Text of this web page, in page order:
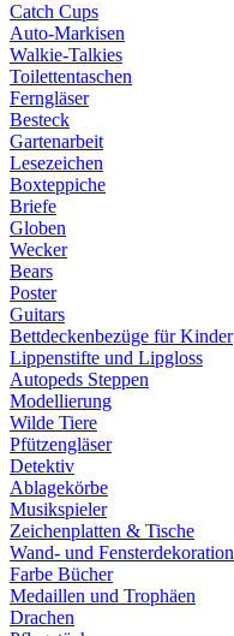
Catch Cups
Auto-Markisen
Walkie-Talkies
Toilettentaschen
Ferngläser
Besteck
Gartenarbeit
Lesezeichen
Boxteppiche
Briefe
Globen
Wecker
Bears
Poster
Guitars
Bettdeckenbezüge für Kinder
Lippenstifte und Lipgloss
Autopeds Steppen
Modellierung
Wilde Tiere
Pfützengläser
Detektiv
Ablagekörbe
Musikspieler
Zeichenplatten & Tische
Wand- und Fensterdekoration
Farbe Bücher
Medaillen und Trophäen
Drachen